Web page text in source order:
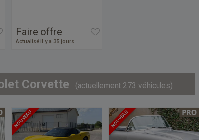
Faire offre
Actualisé il y a 35 jours
Corvette (actuellement 273 véhicules)
NOUVEAU NOUVEAU